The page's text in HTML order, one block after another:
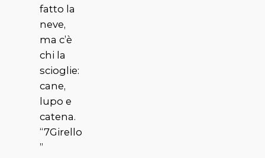
fatto la
neve,
ma c’è
chi la
scioglie:
cane,
lupo e
catena.
“7Girello
”